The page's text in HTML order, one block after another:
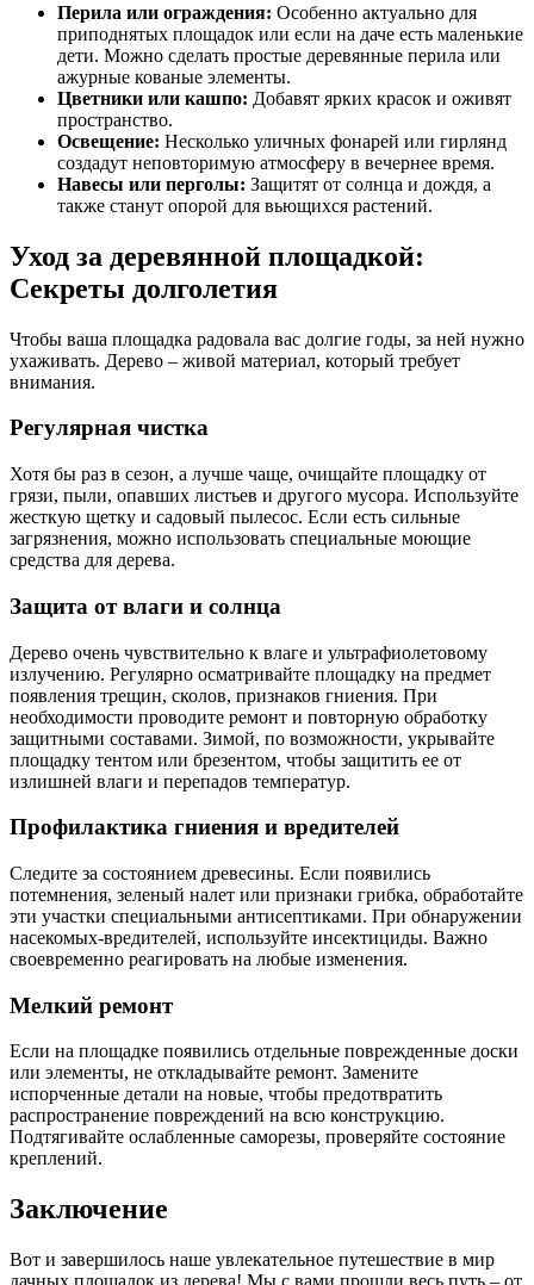
Перила или ограждения: Особенно актуально для
приподнятых площадок или если на даче есть маленькие
дети. Можно сделать простые деревянные перила или
ажурные кованые элементы.
Цветники или кашпо: Добавят ярких красок и оживят
пространство.
Освещение: Несколько уличных фонарей или гирлянд
создадут неповторимую атмосферу в вечернее время.
Навесы или перголы: Защитят от солнца и дождя, а
также станут опорой для вьющихся растений.
Уход за деревянной площадкой:
Секреты долголетия
Чтобы ваша площадка радовала вас долгие годы, за ней нужно
ухаживать. Дерево – живой материал, который требует
внимания.
Регулярная чистка
Хотя бы раз в сезон, а лучше чаще, очищайте площадку от
грязи, пыли, опавших листьев и другого мусора. Используйте
жесткую щетку и садовый пылесос. Если есть сильные
загрязнения, можно использовать специальные моющие
средства для дерева.
Защита от влаги и солнца
Дерево очень чувствительно к влаге и ультрафиолетовому
излучению. Регулярно осматривайте площадку на предмет
появления трещин, сколов, признаков гниения. При
необходимости проводите ремонт и повторную обработку
защитными составами. Зимой, по возможности, укрывайте
площадку тентом или брезентом, чтобы защитить ее от
излишней влаги и перепадов температур.
Профилактика гниения и вредителей
Следите за состоянием древесины. Если появились
потемнения, зеленый налет или признаки грибка, обработайте
эти участки специальными антисептиками. При обнаружении
насекомых-вредителей, используйте инсектициды. Важно
своевременно реагировать на любые изменения.
Мелкий ремонт
Если на площадке появились отдельные поврежденные доски
или элементы, не откладывайте ремонт. Замените
испорченные детали на новые, чтобы предотвратить
распространение повреждений на всю конструкцию.
Подтягивайте ослабленные саморезы, проверяйте состояние
креплений.
Заключение
Вот и завершилось наше увлекательное путешествие в мир